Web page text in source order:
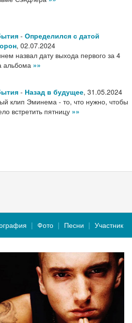
- Определился с датой
, 02.07.2024
назвал дату выхода первого за 4
альбома »»
- Назад в будущее, 31.05.2024
клип Эминема - то, что нужно, чтобы
встретить пятницу »»
Фото Песни Участник